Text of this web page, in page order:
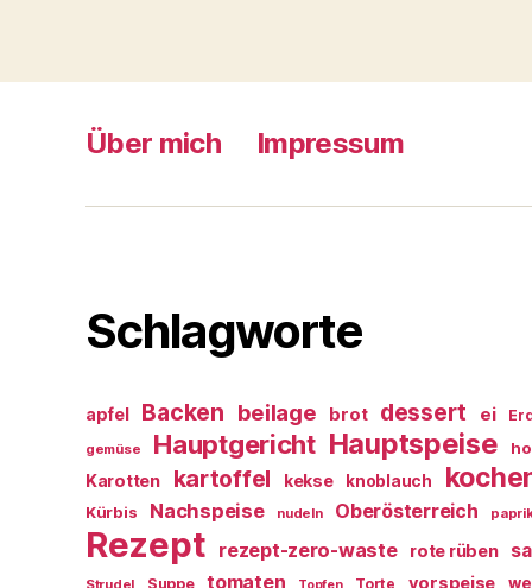
Über mich Impressum
Schlagworte
apfel Backen beilage brot dessert ei
gemüse Hauptgericht Hauptspeise
Karotten kartoffel kekse knoblauch
Kürbis Nachspeise nudeln Oberösterreich
Rezept rezept-zero-waste rote rüben
Suppe tomaten Torte